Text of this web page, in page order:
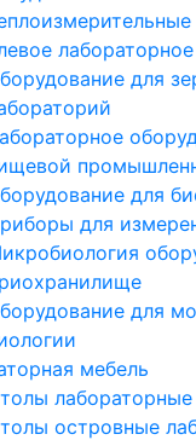
для
для
для
для
мебель
лабораторные
островные